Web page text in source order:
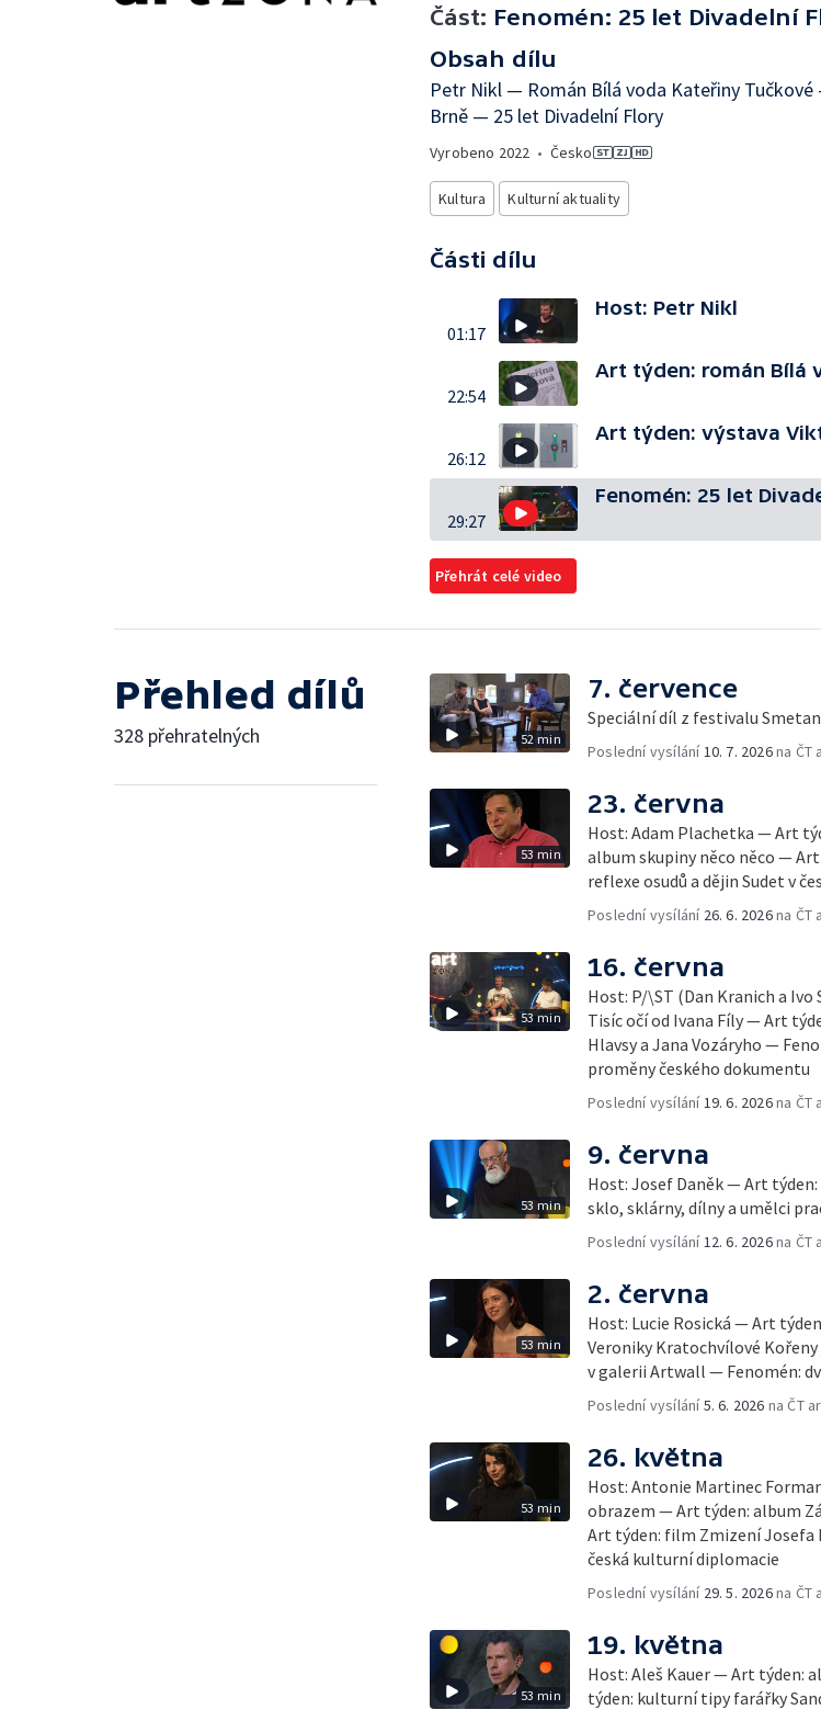
Část: Fenomén: 25 let Divadelní
Obsah dílu
Petr Nikl — Román Bílá voda Kateřiny
Brně — 25 let Divadelní Flory
Vyrobeno 2022 • Česko
Kultura Kulturní aktuality
Části dílu
01:17
Host: Petr Nikl
22:54
Art týden: román Bílá
26:12
Art týden: výstava
29:27
Fenomén: 25 let
Přehrát celé video
Přehled dílů
328 přehratelných 52 min
7. července
Speciální díl z festivalu
Poslední vysílání10. 7. 2026na ČT
53 min
23. června
Host: Adam Plachetka — Art
album skupiny něco něco —
reflexe osudů a dějin Sudet v
Poslední vysílání 26. 6. 2026na ČT
53 min
16. června
Host: P/\ST (Dan Kranich a
Tisíc očí od Ivana Fíly — Art
Hlavsy a Jana Vozáryho —
proměny českého dokumentu
Poslední vysílání19. 6. 2026na ČT
53 min
9. června
Host: Josef Daněk — Art
sklo, sklárny, dílny a umělci
Poslední vysílání12. 6. 2026na ČT
53 min
2. června
Host: Lucie Rosická — Art
Veroniky Kratochvílové
v galerii Artwall — Fenomén:
Poslední vysílání5. 6. 2026 na ČT
53 min
26. května
Host: Antonie Martinec
obrazem — Art týden: album
Art týden: film Zmizení Josefa
česká kulturní diplomacie
Poslední vysílání 29. 5. 2026na ČT
53 min
19. května
Host: Aleš Kauer — Art týden:
týden: kulturní tipy farářky